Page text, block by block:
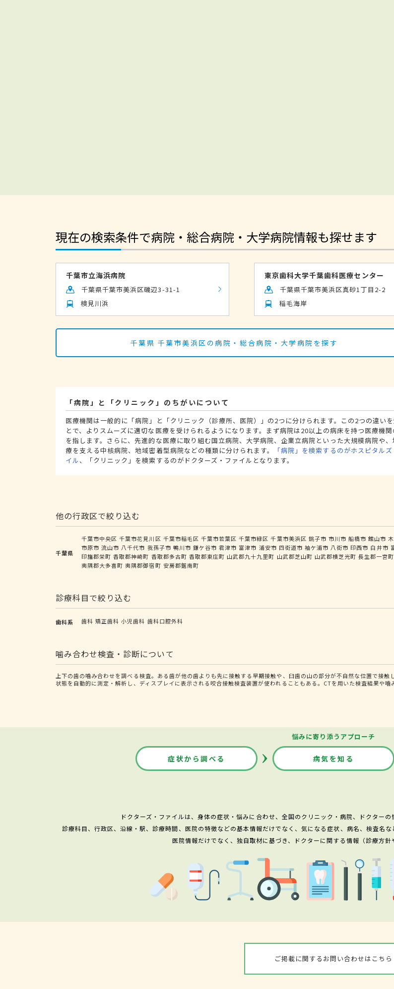
現在の検索条件で病院・総合病院・大学病院情報も探せます
千葉市立海浜病院
千葉県千葉市美浜区磯辺3-31-1
検見川浜
東京歯科大学千葉歯科医療センター
千葉県千葉市美浜区真砂1丁目2-2
稲毛海岸
千葉県 千葉市美浜区の病院・総合病院・大学病院を探す
「病院」と「クリニック」のちがいについて
医療機関は一般的に「病院」と「クリニック（診療所、医院）」の2つに分けられます。この2つの違いを
とで、よりスムーズに適切な医療を受けられるようになります。まず病院は20以上の病床を持つ医療機関
を指します。さらに、先進的な医療に取り組む国立病院、大学病院、企業立病院といった大規模病院や、
療を支える中核病院、地域密着型病院などの種類に分けられます。
「病院」を検索するのがホスピタル
イル、「クリニック」を検索するのがドクターズ・ファイルとなります。
他の行政区で絞り込む
千葉県
千葉市中央区 千葉市花見川区 千葉市稲毛区 千葉市若葉区 千葉市緑区 千葉市美浜区 銚子市 市川市 船橋市 館山市
市原市 流山市 八千代市 我孫子市 鴨川市 鎌ケ谷市 君津市 富津市 浦安市 四街道市 袖ケ浦市 八街市 印西市 白井市
印旛郡栄町 香取郡神崎町 香取郡多古町 香取郡東庄町 山武郡九十九里町 山武郡芝山町 山武郡横芝光町 長生郡一宮町
夷隅郡大多喜町 夷隅郡御宿町 安房郡鋸南町
診療科目で絞り込む
歯科系 歯科 矯正歯科 小児歯科 歯科口腔外科
噛み合わせ検査・診断について
上下の歯の噛み合わせを調べる検査。ある歯が他の歯よりも先に接触する早期接触や、臼歯の山の部分が不自然な位置で接
状態を自動的に測定・解析し、ディスプレイに表示される咬合接触検査装置が使われることもある。CTを用いた検査結果や
悩みに寄り添うアプローチ
症状から調べる 病気を知る
ドクターズ・ファイルは、身体の症状・悩みに合わせ、全国のクリニック・病院、ドクター
診療科目、行政区、沿線・駅、診療時間、医院の特徴などの基本情報だけでなく、気になる症状、病名、検査名
医院情報だけでなく、独自取材に基づき、ドクターに関する情報（診療方針
ご掲載に関するお問い合わせはこちら